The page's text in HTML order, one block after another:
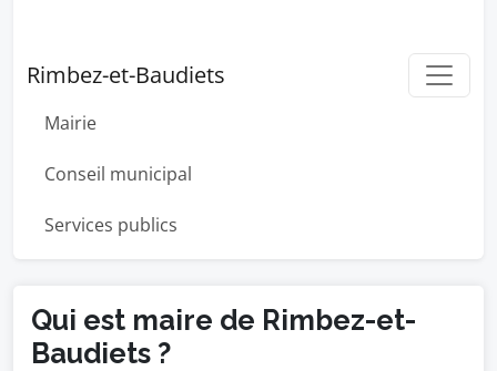
Rimbez-et-Baudiets
Mairie
Conseil municipal
Services publics
Qui est maire de Rimbez-et-
Baudiets ?